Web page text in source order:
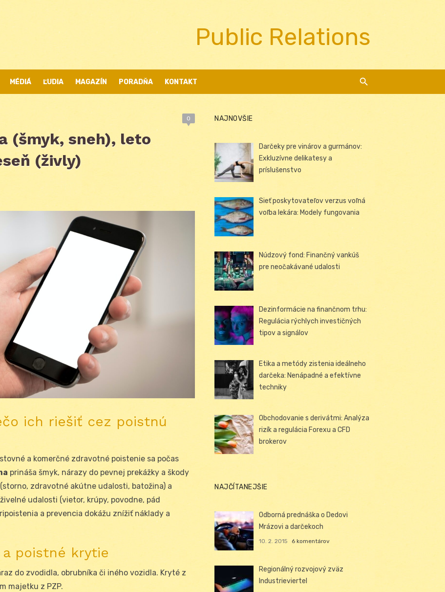
Public Relations
MÉDIÁ ĽUDIA MAGAZÍN PORADŇA KONTAKT
0
(šmyk, sneh), leto
(živly)
ich riešiť cez poistnú
a komerčné zdravotné poistenie sa počas
prináša šmyk, nárazy do pevnej prekážky a škody
zdravotné akútne udalosti, batožina) a
udalosti (vietor, krúpy, povodne, pád
a prevencia dokážu znížiť náklady a
poistné krytie
do zvodidla, obrubníka či iného vozidla. Kryté z
majetku z PZP.
NAJNOVŠIE
Darčeky pre vinárov a gurmánov:
Exkluzívne delikatesy a
príslušenstvo
Sieť poskytovateľov verzus voľná
voľba lekára: Modely fungovania
Núdzový fond: Finančný vankúš
pre neočakávané udalosti
Dezinformácie na finančnom trhu:
Regulácia rýchlych investičných
tipov a signálov
Etika a metódy zistenia ideálneho
darčeka: Nenápadné a efektívne
techniky
Obchodovanie s derivátmi: Analýza
rizík a regulácia Forexu a CFD
brokerov
NAJČÍTANEJŠIE
Odborná prednáška o Dedovi
Mrázovi a darčekoch
10. 2. 2015 6 komentárov
Regionálný rozvojový zväz
Industrieviertel